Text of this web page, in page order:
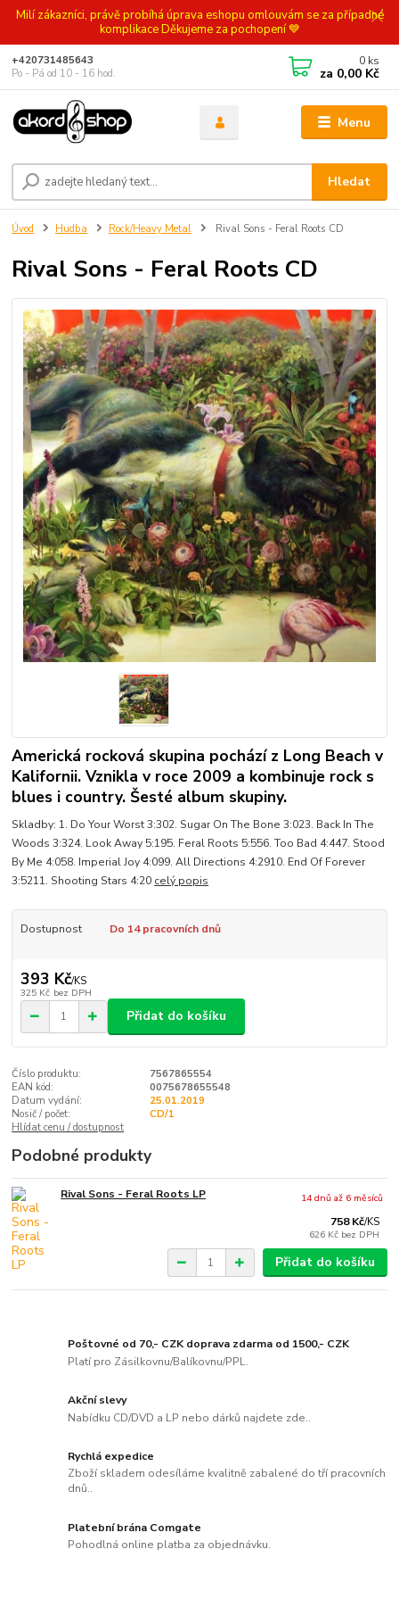
Milí zákazníci, právě probíhá úprava eshopu omlouvám se za případné
komplikace Děkujeme za pochopení 💙
Menu
Hledat
+420731485643
Po - Pá od 10 - 16 hod.
0 ks
za 0,00 Kč
Úvod Hudba Rock/Heavy Metal Rival Sons - Feral Roots CD
Rival Sons - Feral Roots CD
Americká rocková skupina pochází z Long Beach v
Kalifornii. Vznikla v roce 2009 a kombinuje rock s
blues i country. Šesté album skupiny.
Skladby: 1. Do Your Worst 3:302. Sugar On The Bone 3:023. Back In The
Woods 3:324. Look Away 5:195. Feral Roots 5:556. Too Bad 4:447. Stood
By Me 4:058. Imperial Joy 4:099. All Directions 4:2910. End Of Forever
3:5211. Shooting Stars 4:20 celý popis
Dostupnost Do 14 pracovních dnů
393 Kč/KS
325 Kč bez DPH
Přidat do košíku
Číslo produktu:
7567865554
EAN kód:
0075678655548
Datum vydání:
25.01.2019
Nosič / počet:
CD/1
Hlídat cenu / dostupnost
Podobné produkty
Rival Sons - Feral Roots LP
758 Kč/KS
626 Kč bez DPH
14 dnů až 6 měsíců
Přidat do košíku
Poštovné od 70,- CZK doprava zdarma od 1500,- CZK
Platí pro Zásilkovnu/Balíkovnu/PPL.
Akční slevy
Nabídku CD/DVD a LP nebo dárků najdete zde..
Rychlá expedice
Zboží skladem odesíláme kvalitně zabalené do tří pracovních
dnů..
Platební brána Comgate
Pohodlná online platba za objednávku.